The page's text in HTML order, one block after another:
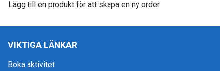
Lägg till en produkt för att skapa en ny order.
VIKTIGA LÄNKAR
Boka aktivitet